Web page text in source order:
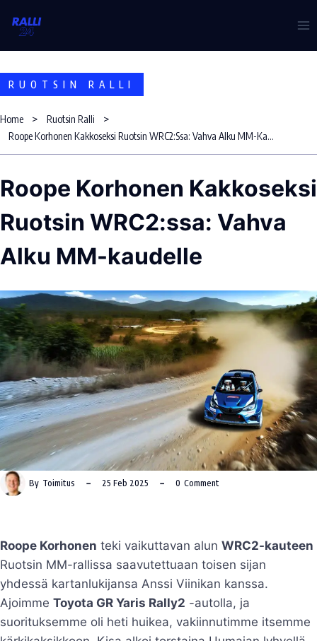
RUOTSIN RALLI
Home
Ruotsin Ralli
Roope Korhonen Kakkoseksi Ruotsin WRC2:ssa: Vahva Alku MM-Kaudelle
Roope Korhonen Kakkoseksi
Ruotsin WRC2:ssa: Vahva
Alku MM-kaudelle
By Toimitus 25 Feb 2025 0 Comment
Roope Korhonen teki vaikuttavan alun WRC2-kauteen
Ruotsin MM-rallissa saavutettuaan toisen sijan
yhdessä kartanlukijansa Anssi Viinikan kanssa.
Ajoimme Toyota GR Yaris Rally2 -autolla, ja
suorituksemme oli heti huikea, vakiinnutimme itsemme